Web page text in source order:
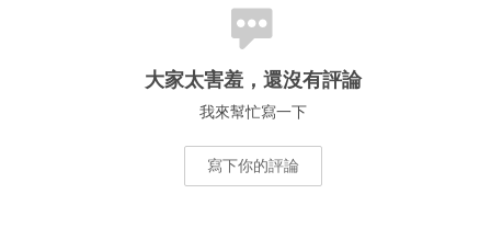
大家太害羞，還沒有評論
我來幫忙寫一下
寫下你的評論